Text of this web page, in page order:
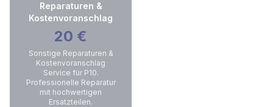
Reparaturen &
Kostenvoranschlag
20 €
Sonstige Reparaturen &
Kostenvoranschlag
Service für P10.
Professionelle Reparatur
mit hochwertigen
Ersatzteilen.